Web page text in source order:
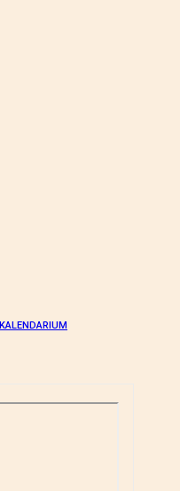
KALENDARIUM